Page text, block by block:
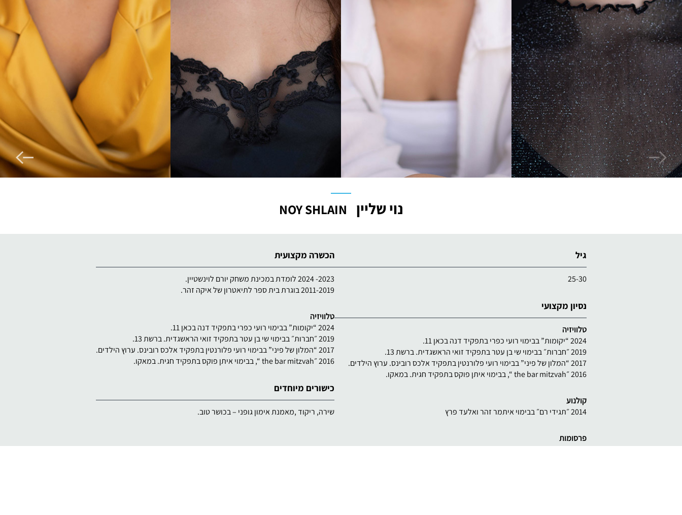
נוי שליין NOY SHLAIN
הכשרה מקצועית
2023- 2024 לומדת במכינת משחק יורם לוינשטיין.
2011-2019 בוגרת בית ספר לתיאטרון של איקה זהר.
טלוויזיה
2024 “יקומות” בבימוי רועי כפרי בתפקיד דנה בכאן 11.
2019 ״חברות״ בבימוי שי בן עטר בתפקיד זואי הראשגדית. ברשת 13.
2017 “המלון של פיני” בבימוי רועי פלורנטין בתפקיד אלכס רובינס. ערוץ הילדים.
2016 ״the bar mitzvah “, בבימוי איתן פוקס בתפקיד חגית. במאקו.
כישורים מיוחדים
שירה, ריקוד ,מאמנת אימון גופני – בכושר טוב.
גיל
25-30
נסיון מקצועי
טלוויזיה
2024 “יקומות” בבימוי רועי כפרי בתפקיד דנה בכאן 11.
2019 ״חברות״ בבימוי שי בן עטר בתפקיד זואי הראשגדית. ברשת 13.
2017 “המלון של פיני” בבימוי רועי פלורנטין בתפקיד אלכס רובינס. ערוץ הילדים.
2016 ״the bar mitzvah “, בבימוי איתן פוקס בתפקיד חגית. במאקו.
קולנוע
2014 ״תגידי רם״ בבימוי איתמר זהר ואלעד פרץ
פרסומות
2021 קוטג תנובה עם זעתר